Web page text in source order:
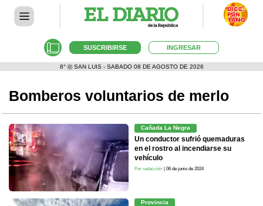
SUSCRIBIRSE INGRESAR
8° SAN LUIS - SABADO 08 DE AGOSTO DE 2026
Bomberos voluntarios de merlo
Cañada La Negra
Un conductor sufrió quemaduras
en el rostro al incendiarse su
vehículo
Por redacción | 06 de junio de 2024
Provincia